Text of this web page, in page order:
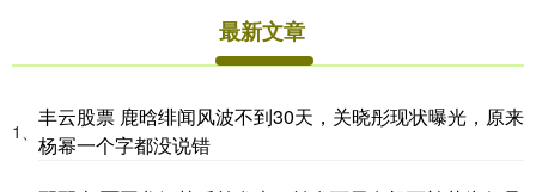
最新文章
1、
丰云股票 鹿晗绯闻风波不到30天，关晓彤现状曝光，原来
杨幂一个字都没说错